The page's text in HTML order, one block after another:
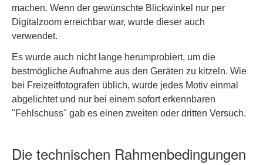
machen. Wenn der gewünschte Blickwinkel nur per
Digitalzoom erreichbar war, wurde dieser auch
verwendet.
Es wurde auch nicht lange herumprobiert, um die
bestmögliche Aufnahme aus den Geräten zu kitzeln. Wie
bei Freizeitfotografen üblich, wurde jedes Motiv einmal
abgelichtet und nur bei einem sofort erkennbaren
"Fehlschuss" gab es einen zweiten oder dritten Versuch.
Die technischen Rahmenbedingungen